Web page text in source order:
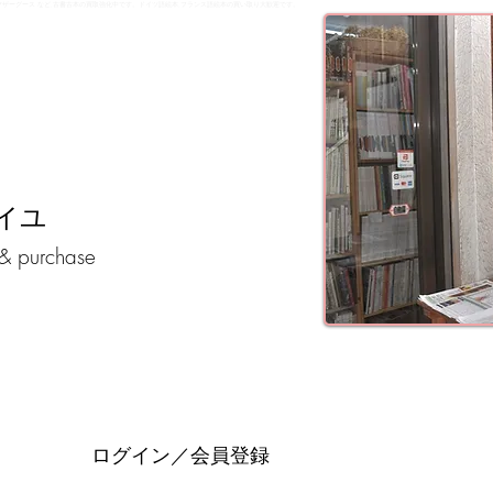
ユ
purchase
ログイン／会員登録